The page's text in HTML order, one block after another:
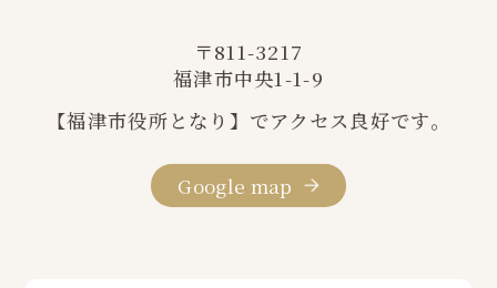
〒811-3217
福津市中央1-1-9
【福津市役所となり】でアクセス良好です。
Google map